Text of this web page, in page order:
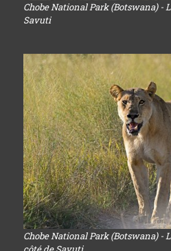
Chobe National Park (Botswana) -
Savuti
Chobe National Park (Botswana) -